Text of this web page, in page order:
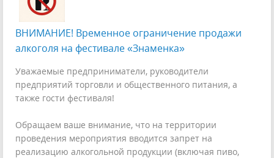
ВНИМАНИЕ! Временное ограничение продажи
алкоголя на фестивале «Знаменка»
Уважаемые предприниматели, руководители
предприятий торговли и общественного питания, а
также гости фестиваля!
Обращаем ваше внимание, что на территории
проведения мероприятия вводится запрет на
реализацию алкогольной продукции (включая пиво,